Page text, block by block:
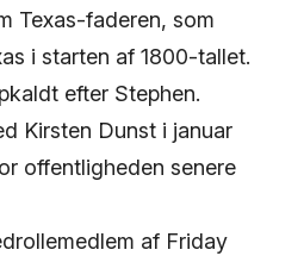
Texas-faderen, som
i starten af 1800-tallet.
efter Stephen.
Kirsten Dunst i januar
offentligheden senere
af Friday